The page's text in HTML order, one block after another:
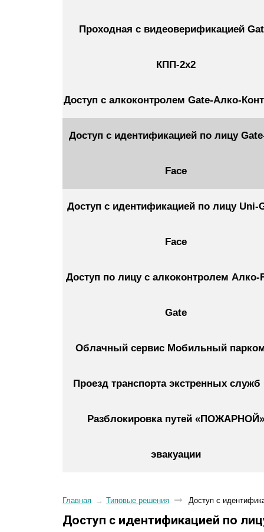
Проходная с видеоверификацией
КПП-2х2
Доступ с алкоконтролем Gate-Алко-
Доступ с идентификацией по лицу
Face
Доступ с идентификацией по лицу Uni-
Face
Доступ по лицу с алкоконтролем Алко-
Gate
Облачный сервис Мобильный
Проезд транспорта экстренных служб
Разблокировка путей «ПОЖАРНОЙ»
эвакуации
Главная → Типовые решения Доступ с
Доступ с идентификацией по